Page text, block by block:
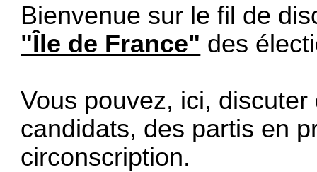
Bienvenue sur le fil de
"Île de France" des
Vous pouvez, ici,
candidats, des partis en
circonscription.